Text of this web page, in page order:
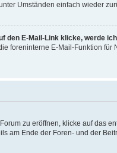
Umständen einfach wieder
den E-Mail-Link klicke, werde
foreninterne E-Mail-Funktion
zu eröffnen, klicke auf das
am Ende der Foren- und der